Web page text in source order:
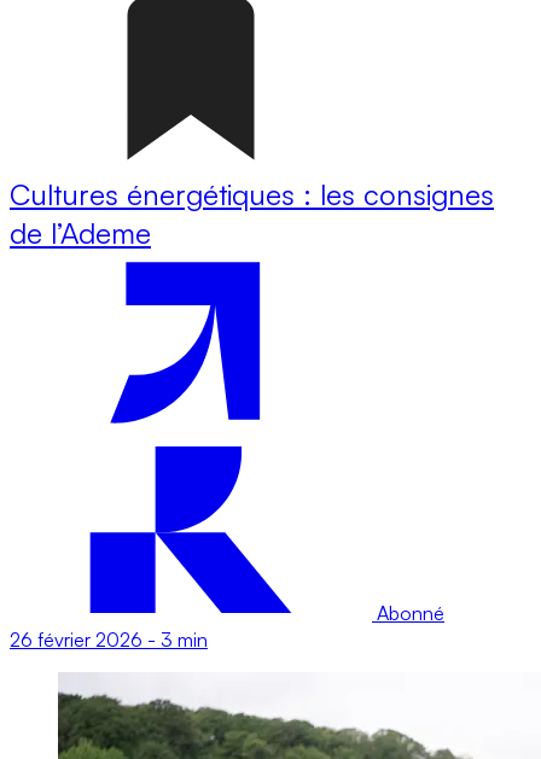
Cultures énergétiques : les consignes
de l’Ademe
Abonné
26 février 2026 - 3 min